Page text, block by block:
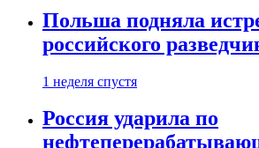
Польша подняла
российского
1 неделя спустя
Россия ударила по